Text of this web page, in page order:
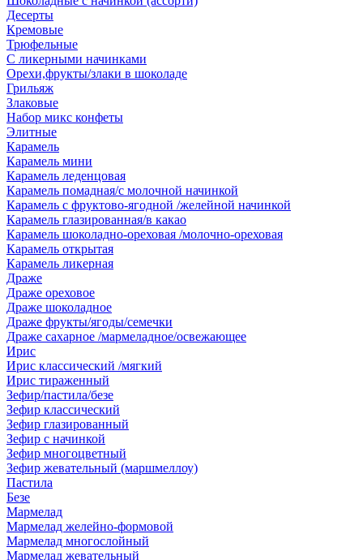
Десерты
Кремовые
Трюфельные
С ликерными начинками
Орехи,фрукты/злаки в шоколаде
Грильяж
Злаковые
Набор микс конфеты
Элитные
Карамель
Карамель мини
Карамель леденцовая
Карамель помадная/с молочной начинкой
Карамель с фруктово-ягодной /желейной начинкой
Карамель глазированная/в какао
Карамель шоколадно-ореховая /молочно-ореховая
Карамель открытая
Карамель ликерная
Драже
Драже ореховое
Драже шоколадное
Драже фрукты/ягоды/семечки
Драже сахарное /мармеладное/освежающее
Ирис
Ирис классический /мягкий
Ирис тираженный
Зефир/пастила/безе
Зефир классический
Зефир глазированный
Зефир с начинкой
Зефир многоцветный
Зефир жевательный (маршмеллоу)
Пастила
Безе
Мармелад
Мармелад желейно-формовой
Мармелад многослойный
Мармелад жевательный